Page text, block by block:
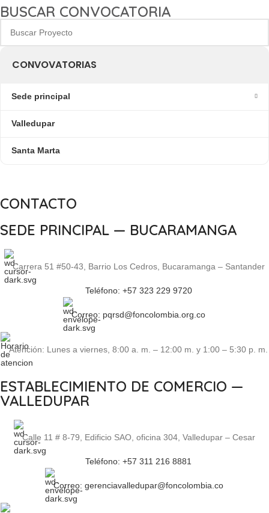
BUSCAR CONVOCATORIA
CONVOVATORIAS
Sede principal
Valledupar
Santa Marta
CONTACTO
SEDE PRINCIPAL — BUCARAMANGA
Carrera 51 #50-43, Barrio Los Cedros, Bucaramanga – Santander
Teléfono: +57 323 229 9720
Correo: pqrsd@foncolombia.org.co
Atención: Lunes a viernes, 8:00 a. m. – 12:00 m. y 1:00 – 5:30 p. m.
ESTABLECIMIENTO DE COMERCIO —
VALLEDUPAR
Calle 11 # 8-79, Edificio SAO, oficina 304, Valledupar – Cesar
Teléfono: +57 311 216 8881
Correo: gerenciavalledupar@foncolombia.co